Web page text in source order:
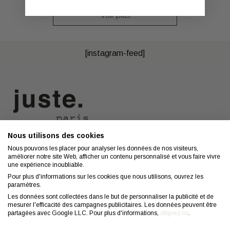
Nous utilisons des cookies
Nous pouvons les placer pour analyser les données de nos visiteurs,
améliorer notre site Web, afficher un contenu personnalisé et vous faire vivre
une expérience inoubliable.
Pour plus d'informations sur les cookies que nous utilisons, ouvrez les
paramètres.
Les données sont collectées dans le but de personnaliser la publicité et de
mesurer l'efficacité des campagnes publicitaires. Les données peuvent être
partagées avec Google LLC. Pour plus d'informations, cliquez ici.
Voir plus
[instagram-feed]
Contact
Coiffeurs
Conseils
FAQ
Mentions légales
Confidentialité
CGV
Droit de retractation